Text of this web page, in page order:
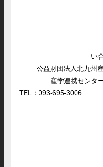
い
公益財団法人北九州
産学連携センタ
TEL：093-695-3006